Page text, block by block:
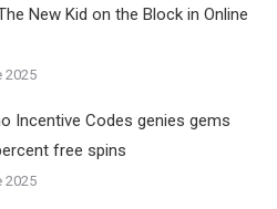
New Kid on the Block in Online
2025
Incentive Codes genies gems
free spins
2025